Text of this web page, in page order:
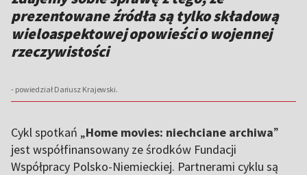
prezentowane źródła są tylko składową
wieloaspektowej opowieści o wojennej
rzeczywistości
- powiedział Dariusz Krajewski.
Cykl spotkań „Home movies: niechciane archiwa”
jest współfinansowany ze środków Fundacji
Współpracy Polsko-Niemieckiej. Partnerami cyklu są